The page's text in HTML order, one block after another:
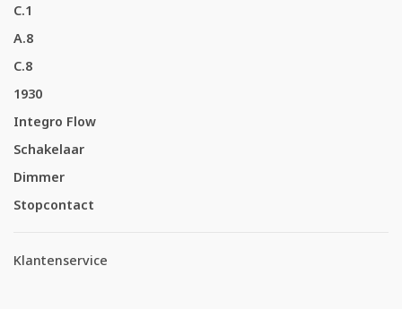
C.1
A.8
C.8
1930
Integro Flow
Schakelaar
Dimmer
Stopcontact
Klantenservice